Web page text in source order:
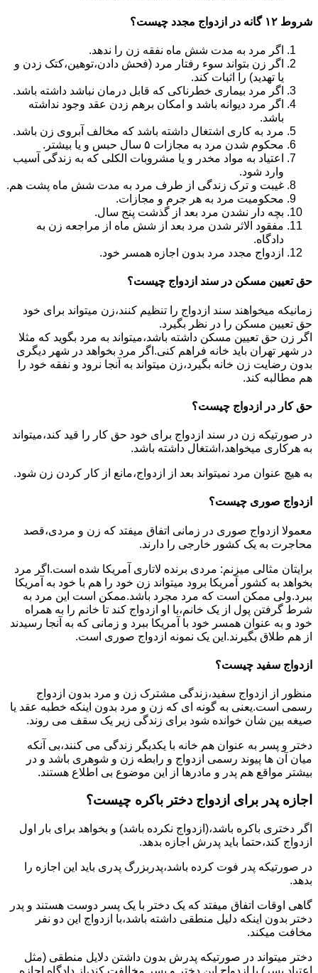
شروط ۱۲ گانه در ازدواج مجدد چیست؟
اگر مرد به مدت شش ماه نفقه زن را ندهد.
اگر زن بتواند سوء رفتار مرد (فحش دادن،توهین،کتک زدن و
یا تهدید) را اثبات کند.
اگر مرد بیماری خطرناکی که قابل درمان نباشد داشته باشد.
اگر مرد دیوانه باشد و امکان برهم زدن عقد وجود نداشته
باشد.
مرد به کاری اشتغال داشته باشد که مخالف آبروی زن باشد.
محکوم شدن مرد به مجازات ۵ سال حبس و یا بیشتر.
اعتیاد به مواد مخدر و یا مشروبات الکلی که به زندگی آسیب
وارد شود.
غیبت و ترک زندگی از طرف مرد به مدت شش ماه پشت هم.
محکومیت مرد به هر جرم و مجازات.
بچه دار نشدن مرد بعد از گذشت پنج سال.
مفقود الاثر شدن مرد بعد از شش ماه از مراجعه زن به
دادگاه.
ازدواج مجدد مرد بدون اجازه همسر خود.
حق تعیین مسکن در سند ازدواج چیست؟
زمانیکه میخواهند سند ازدواج را تنظیم کنند،زن میتواند برای خود
حق تعیین مسکن را در نظر بگیرد.
اگر زن حق تعیین مسکن داشته باشد،میتواند به مرد بگوید که مثلا
در شهر تهران باید خانه فراهم کنی.اگر مرد بخواهد در شهر دیگری
بدون رضایت زن خانه بگیرد،زن میتواند به آنجا نرود و نفقه خود را
هم مطالبه کند.
حق کار در ازدواج چیست؟
در صورتیکه زن در سند ازدواج برای خود حق کار را قید کند،میتواند
به هرکاری میخواهد،اشتغال داشته باشد.
به هیچ عنوان مرد نمیتواند بعد از ازدواج،مانع از کار کردن زن شود.
ازدواج صوری چیست؟
معمولا ازدواج صوری در زمانی اتفاق میفتد که زن و مردی،قصد
محاجرت به یک کشور خارجی را دارند.
برایتان مثالی میزنم: مردی برنده لاتاری آمریکا شده است.اگر مرد
بخواهد به کشور آمریکا برود میتواند زن خود را هم با خود به آمریکا
ببرد.ولی ممکن است که مرد مجرد باشد.ممکن است این مرد به
شرط گرفتن پول از یک خانم،با او ازدواج کند تا خانم را به همراه
خود و به عنوان همسر خود با آمریکا ببرد و زمانی که به آنجا رسیدند
از هم طلاق بگیرند.این یک نمونه ازدواج صوری است.
ازدواج سفید چیست؟
منظور از ازدواج سفید،زندگی مشترک زن و مرد بدون ازدواج
رسمی است.یعنی به گونه ای که زن و مرد بدون اینکه خطبه عقد یا
صیغه بین شان خوانده شود برای زندگی زیر یک سقف می روند.
دختر و پسر به عنوان هم خانه با یکدیگر زندگی می کنند،بی آنکه
میان آن ها پیوند رسمی ازدواج و رابطه زن و شوهری باشد و در
بیشتر مواقع هم پدر و مادرها از این موضوع بی اطلاع هستند.
اجازه پدر برای ازدواج دختر باکره چیست؟
اگر دختری باکره باشد،(ازدواج نکرده باشد) و بخواهد برای بار اول
ازدواج کند،حتما باید پدرش اجازه بدهد.
در صورتیکه پدر فوت کرده باشد،پدربزرگ پدری باید این اجازه را
بدهد.
گاهی اوقات اتفاق میفتد که یک دختر با یک پسر دوست هستند و پدر
دختر بدون اینکه دلیل منطقی داشته باشد،با ازدواج این دو نفر
مخافت میکند.
دختر میتواند در صورتیکه پدرش بدون داشتن دلایل منطقی (مثل
اعتیاد پسر) با ازدواج این دختر و پسر مخالفت کند،از دادگاه اجازه